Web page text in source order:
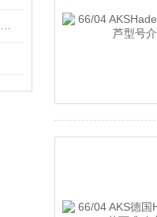
德国Elma超声波清洗器使用注意事项及维护